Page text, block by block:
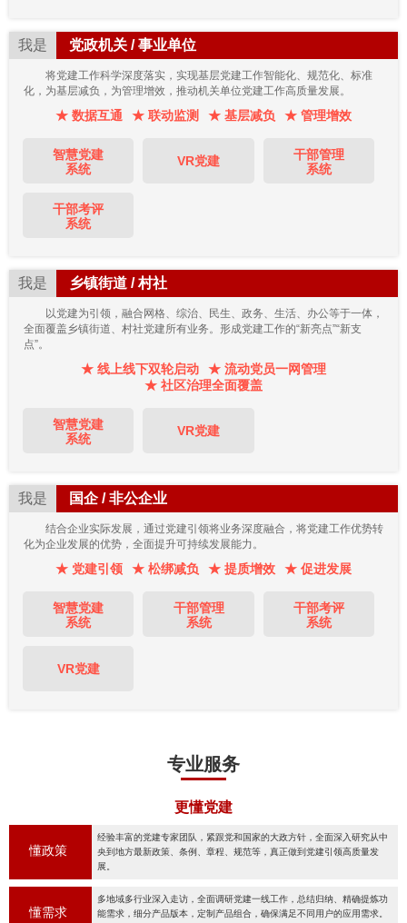
我是 党政机关 / 事业单位
将党建工作科学深度落实，实现基层党建工作智能化、规范化、标准
化，为基层减负，为管理增效，推动机关单位党建工作高质量发展。
★ 数据互通 ★ 联动监测 ★ 基层减负 ★ 管理增效
智慧党建
系统
VR党建
干部管理
系统
干部考评
系统
我是 乡镇街道 / 村社
以党建为引领，融合网格、综治、民生、政务、生活、办公等于一体，
全面覆盖乡镇街道、村社党建所有业务。形成党建工作的“新亮点”“新支
点”。
★ 线上线下双轮启动
★ 流动党员一网管理
★ 社区治理全面覆盖
智慧党建
系统
VR党建
我是 国企 / 非公企业
结合企业实际发展，通过党建引领将业务深度融合，将党建工作优势转
化为企业发展的优势，全面提升可持续发展能力。
★ 党建引领 ★ 松绑减负 ★ 提质增效 ★ 促进发展
智慧党建
系统
干部管理
系统
干部考评
系统
VR党建
专业服务
更懂党建
懂政策
经验丰富的党建专家团队，紧跟党和国家的大政方针，全面深入研究从中
央到地方最新政策、条例、章程、规范等，真正做到党建引领高质量发
展。
懂需求
多地域多行业深入走访，全面调研党建一线工作，总结归纳、精确提炼功
能需求，细分产品版本，定制产品组合，确保满足不同用户的应用需求。